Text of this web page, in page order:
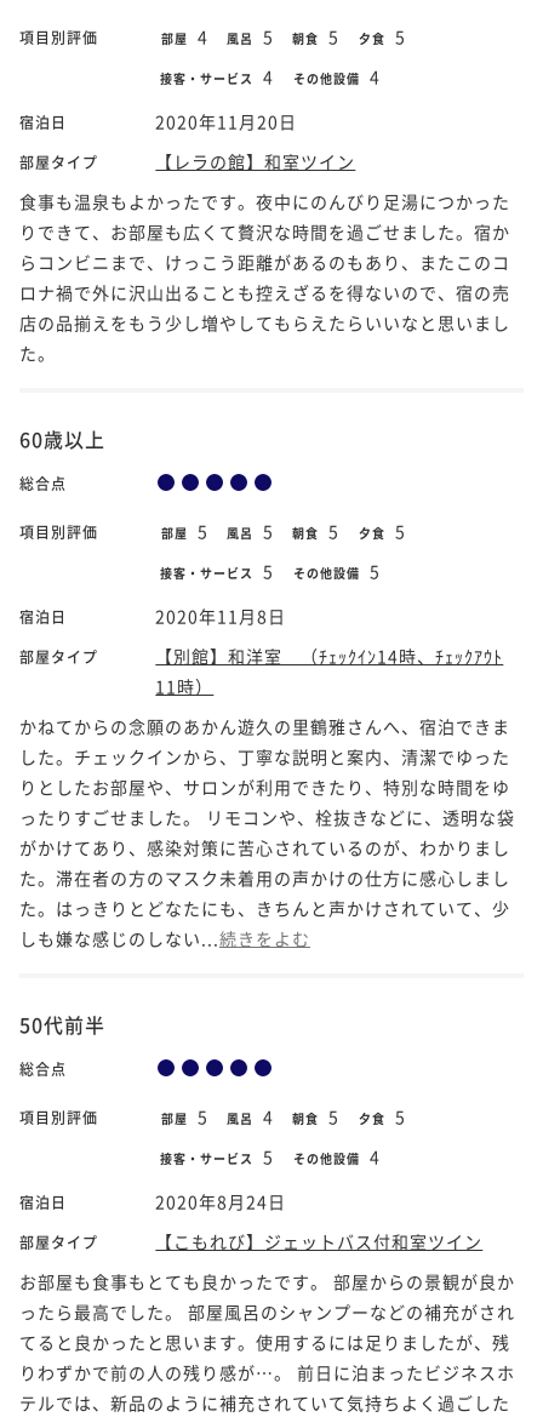
項目別評価 部屋 4 風呂 5 朝食 5 夕食 5
接客・サービス 4 その他設備 4
宿泊日 2020年11月20日
部屋タイプ
【レラの館】和室ツイン
食事も温泉もよかったです。夜中にのんびり足湯につかった
りできて、お部屋も広くて贅沢な時間を過ごせました。宿か
らコンビニまで、けっこう距離があるのもあり、またこのコ
ロナ禍で外に沢山出ることも控えざるを得ないので、宿の売
店の品揃えをもう少し増やしてもらえたらいいなと思いまし
た。
60歳以上
総合点
項目別評価 部屋 5 風呂 5 朝食 5 夕食 5
接客・サービス 5 その他設備 5
宿泊日 2020年11月8日
部屋タイプ
【別館】和洋室 （ﾁｪｯｸｲﾝ14時、ﾁｪｯｸｱｳﾄ
11時）
かねてからの念願のあかん遊久の里鶴雅さんへ、宿泊できま
した。チェックインから、丁寧な説明と案内、清潔でゆった
りとしたお部屋や、サロンが利用できたり、特別な時間をゆ
ったりすごせました。 リモコンや、栓抜きなどに、透明な袋
がかけてあり、感染対策に苦心されているのが、わかりまし
た。滞在者の方のマスク未着用の声かけの仕方に感心しまし
た。はっきりとどなたにも、きちんと声かけされていて、少
しも嫌な感じのしない... 続きをよむ
50代前半
総合点
項目別評価 部屋 5 風呂 4 朝食 5 夕食 5
接客・サービス 5 その他設備 4
宿泊日 2020年8月24日
部屋タイプ
【こもれび】ジェットバス付和室ツイン
お部屋も食事もとても良かったです。 部屋からの景観が良か
ったら最高でした。 部屋風呂のシャンプーなどの補充がされ
てると良かったと思います。使用するには足りましたが、残
りわずかで前の人の残り感が…。 前日に泊まったビジネスホ
テルでは、新品のように補充されていて気持ちよく過ごした